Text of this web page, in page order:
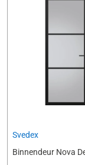
Svedex
Binnendeur Nova